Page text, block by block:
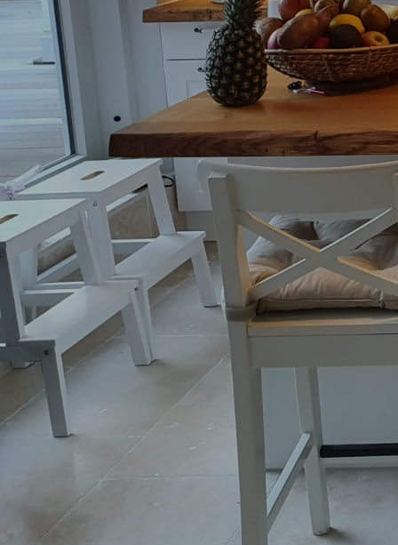
Garderoben, Ankleidemöbel, Schrank und Kommode